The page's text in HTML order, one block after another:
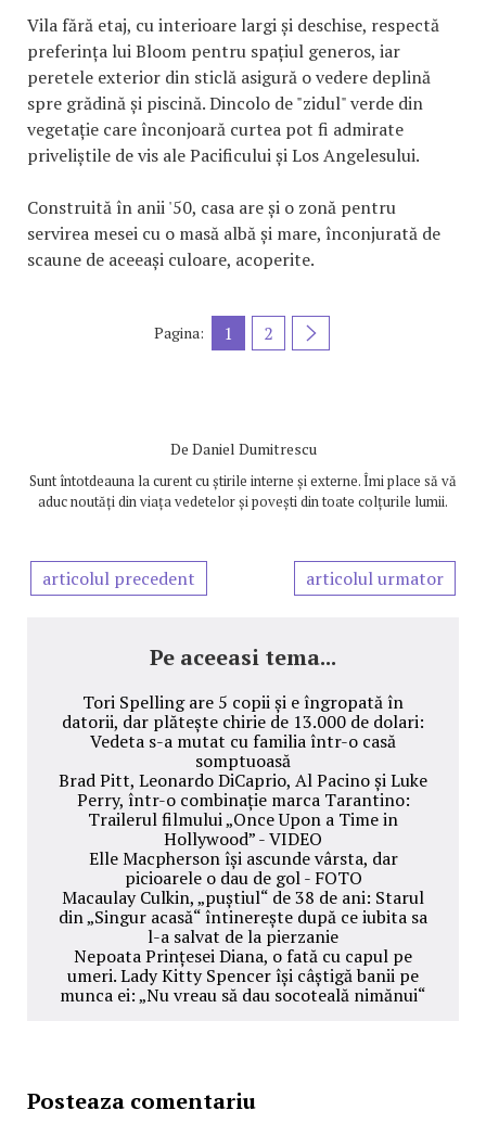
Vila fără etaj, cu interioare largi și deschise, respectă
preferința lui Bloom pentru spațiul generos, iar
peretele exterior din sticlă asigură o vedere deplină
spre grădină și piscină. Dincolo de "zidul" verde din
vegetație care înconjoară curtea pot fi admirate
priveliștile de vis ale Pacificului și Los Angelesului.
Construită în anii '50, casa are și o zonă pentru
servirea mesei cu o masă albă și mare, înconjurată de
scaune de aceeași culoare, acoperite.
Pagina: 1 2
De Daniel Dumitrescu
Sunt întotdeauna la curent cu știrile interne și externe. Îmi place să vă
aduc noutăți din viața vedetelor și povești din toate colțurile lumii.
articolul precedent articolul urmator
Pe aceeasi tema...
Tori Spelling are 5 copii și e îngropată în
datorii, dar plătește chirie de 13.000 de dolari:
Vedeta s-a mutat cu familia într-o casă
somptuoasă
Brad Pitt, Leonardo DiCaprio, Al Pacino și Luke
Perry, într-o combinație marca Tarantino:
Trailerul filmului „Once Upon a Time in
Hollywood” - VIDEO
Elle Macpherson își ascunde vârsta, dar
picioarele o dau de gol - FOTO
Macaulay Culkin, „puștiul“ de 38 de ani: Starul
din „Singur acasă“ întinerește după ce iubita sa
l-a salvat de la pierzanie
Nepoata Prințesei Diana, o fată cu capul pe
umeri. Lady Kitty Spencer își câștigă banii pe
munca ei: „Nu vreau să dau socoteală nimănui“
Posteaza comentariu